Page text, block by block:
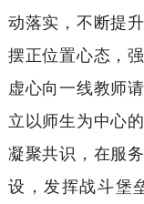
动落实，不断提
摆正位置心态，
虚心向一线教师
立以师生为中心
凝聚共识，在服
设，发挥战斗堡